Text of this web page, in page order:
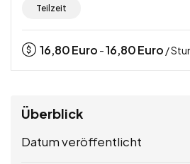
Teilzeit
16,80Euro -16,80Euro /
Überblick
Datum veröffentlicht